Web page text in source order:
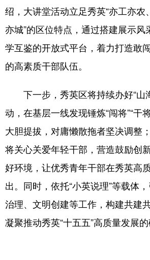
绍，大讲堂活动立足秀英“亦工亦农
亦城”的区位特点，通过搭建展示风
学互鉴的开放式平台，着力打造敢
的高素质干部队伍。
下一步，秀英区将持续办好“山
动，在基层一线发现锤炼“闯将”“干
大胆提拔，对庸懒散拖者坚决调整
将关心关爱年轻干部，营造鼓励创
好环境，让优秀青年干部在秀英高
出。同时，依托“小英说理”等载体
治理、文明创建等工作，构建共建
凝聚推动秀英“十五五”高质量发展的